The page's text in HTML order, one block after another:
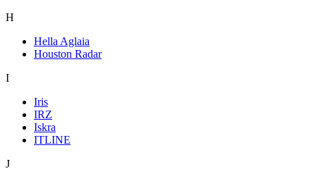
H
Hella Aglaia
Houston Radar
I
Iris
IRZ
Iskra
ITLINE
J